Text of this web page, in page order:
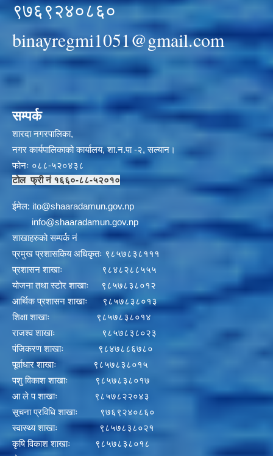
९७६९२४०८६०
binayregmi1051@gmail.com
सम्पर्क
शारदा नगरपालिका,
नगर कार्यपालिकाको कार्यालय, शा.न.पा -२, सल्यान।
फोनः ०८८-५२०४३८
टोल फ्री नं १६६०-८८-५२०१०
ईमेल: ito@shaaradamun.gov.np
info@shaaradamun.gov.np
शाखाहरुको सम्पर्क नं
प्रमुख प्रशासकिय अधिकृतः ९८५७८३८१११
प्रशासन शाखाः ९८४८२८८५५५
योजना तथा स्टोर शाखाः ९८५७८३८०१२
आर्थिक प्रशासन शाखाः ९८५७८३८०१३
शिक्षा शाखाः ९८५७८३८०१४
राजश्व शाखाः ९८५७८३८०२३
पंजिकरण शाखाः ९८४७८८६७८०
पूर्वाधार शाखाः ९८५७८३८०१५
पशु विकाश शाखाः ९८५७८३८०१७
आ ले प शाखाः ९८५७८२२०४३
सूचना प्रविधि शाखाः ९७६९२४०८६०
स्वास्थ्य शाखाः ९८५७८३८०२१
कृषि विकाश शाखाः ९८५७८३८०१८